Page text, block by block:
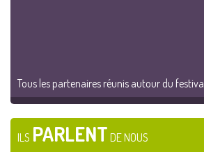
Tous les partenaires réunis autour du festival
ILS PARLENT DE NOUS